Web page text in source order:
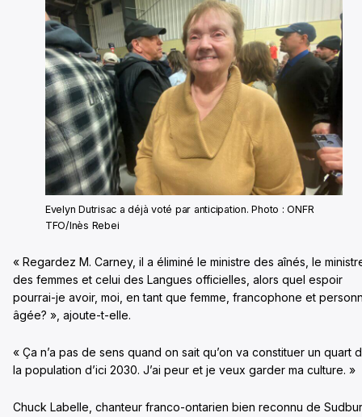
Evelyn Dutrisac a déjà voté par anticipation. Photo : ONFR
TFO/Inès Rebei
« Regardez M. Carney, il a éliminé le ministre des aînés, le
des femmes et celui des Langues officielles, alors quel espoir
pourrai-je avoir, moi, en tant que femme, francophone et
âgée? », ajoute-t-elle.
« Ça n’a pas de sens quand on sait qu’on va constituer un quart
la population d’ici 2030. J’ai peur et je veux garder ma culture. »
Chuck Labelle, chanteur franco-ontarien bien reconnu de